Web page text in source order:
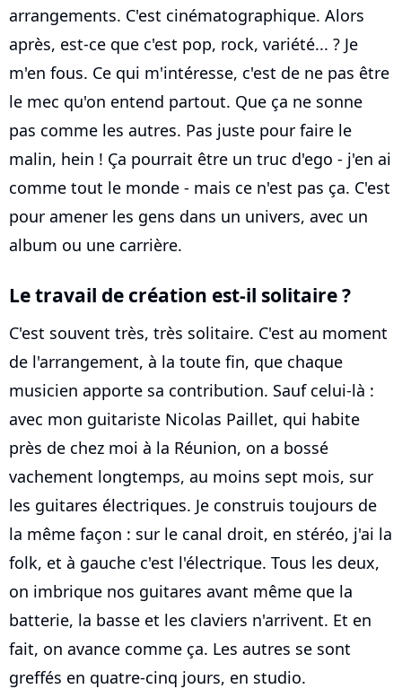
arrangements. C'est cinématographique. Alors
après, est-ce que c'est pop, rock, variété... ? Je
m'en fous. Ce qui m'intéresse, c'est de ne pas être
le mec qu'on entend partout. Que ça ne sonne
pas comme les autres. Pas juste pour faire le
malin, hein ! Ça pourrait être un truc d'ego - j'en ai
comme tout le monde - mais ce n'est pas ça. C'est
pour amener les gens dans un univers, avec un
album ou une carrière.
Le travail de création est-il solitaire ?
C'est souvent très, très solitaire. C'est au moment
de l'arrangement, à la toute fin, que chaque
musicien apporte sa contribution. Sauf celui-là :
avec mon guitariste Nicolas Paillet, qui habite
près de chez moi à la Réunion, on a bossé
vachement longtemps, au moins sept mois, sur
les guitares électriques. Je construis toujours de
la même façon : sur le canal droit, en stéréo, j'ai la
folk, et à gauche c'est l'électrique. Tous les deux,
on imbrique nos guitares avant même que la
batterie, la basse et les claviers n'arrivent. Et en
fait, on avance comme ça. Les autres se sont
greffés en quatre-cinq jours, en studio.